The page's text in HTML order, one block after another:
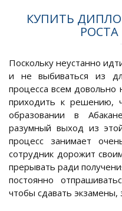
КУПИТЬ
РОСТА
Поскольку неустанно
и не выбиваться из
процесса всем довольно
приходить к решению,
образовании в
разумный выход из
процесс занимает
сотрудник дорожит
прерывать ради
постоянно
чтобы сдавать экзамены,